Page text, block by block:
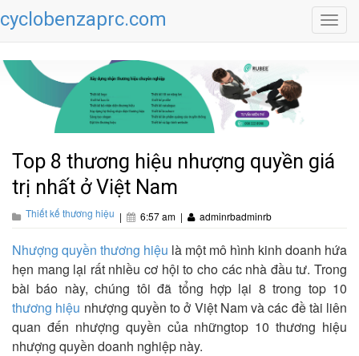
cyclobenzaprc.com
Top 8 thương hiệu nhượng quyền giá
trị nhất ở Việt Nam
Thiết kế thương hiệu | 6:57 am | adminrbadminrb
Nhượng quyền thương hiệu là một mô hình kinh doanh hứa
hẹn mang lại rất nhiều cơ hội to cho các nhà đầu tư. Trong
bài báo này, chúng tôi đã tổng hợp lại 8 trong top 10
thương hiệu nhượng quyền to ở Việt Nam và các đề tài liên
quan đến nhượng quyền của nhữngtop 10 thương hiệu
nhượng quyền doanh nghiệp này.